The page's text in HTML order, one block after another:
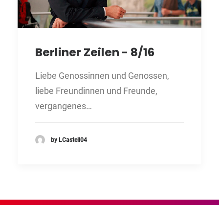
Berliner Zeilen - 8/16
Liebe Genossinnen und Genossen,
liebe Freundinnen und Freunde,
vergangenes…
by LCastell04